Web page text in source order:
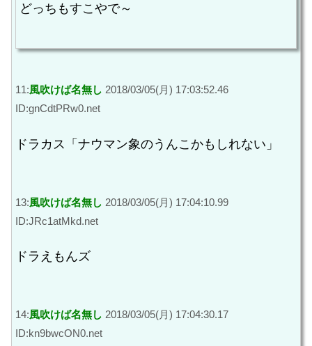
どっちもすこやで～
11:風吹けば名無し 2018/03/05(月) 17:03:52.46
ID:gnCdtPRw0.net
ドラカス「ナウマン象のうんこかもしれない」
13:風吹けば名無し 2018/03/05(月) 17:04:10.99
ID:JRc1atMkd.net
ドラえもんズ
14:風吹けば名無し 2018/03/05(月) 17:04:30.17
ID:kn9bwcON0.net